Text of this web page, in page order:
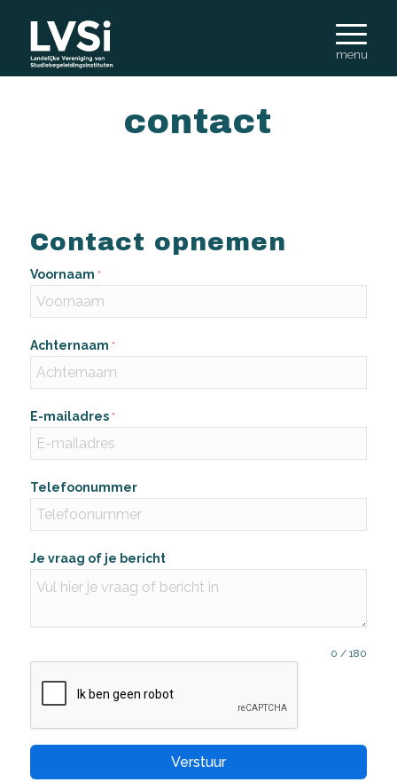
contact
Contact opnemen
Voornaam *
Achternaam *
E-mailadres *
Telefoonummer
Je vraag of je bericht
0 / 180
Verstuur